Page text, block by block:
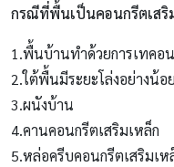
กรณีที่พื้นเป็นคอนกรีตเสริ
1.พื้นบ้านทำด้วยการเทคอ
2.ใต้พื้นมีระยะโล่งอย่างน้อ
3.ผนังบ้าน
4.คานคอนกรีตเสริมเหล็ก
5.หล่อครีบคอนกรีตเสริมเ